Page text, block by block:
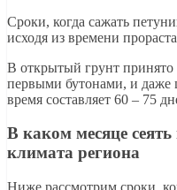
Сроки, когда сажать
исходя из времени
В открытый грунт принято
первыми бутонами, и даже
время составляет 60 – 75
В каком месяце
климата региона
Ниже рассмотрим сроки,